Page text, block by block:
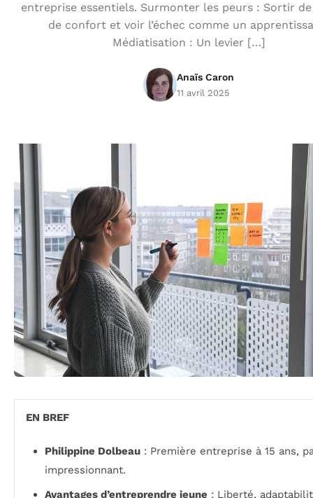
entreprise essentiels. Surmonter les peurs : Sortir
de confort et voir l’échec comme un
Médiatisation : Un levier […]
Anaïs Caron
11 avril 2025
EN BREF
Philippine Dolbeau : Première entreprise à 15 ans,
impressionnant.
Avantages d’entreprendre jeune : Liberté,